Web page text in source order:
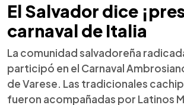
El Salvador dice
carnaval de Italia
La comunidad salvadoreña
participó en el Carnaval
de Varese. Las tradicionales
fueron acompañadas por Latinos